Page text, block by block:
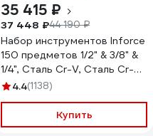
35 415 ₽
37 448 ₽44 190 ₽
Набор инструментов Inforce
150 предметов 1/2" & 3/8" &
1/4", Сталь Cr-V, Сталь Cr-V,
Профессиональный, 06-07-
4.4(1138)
Купить